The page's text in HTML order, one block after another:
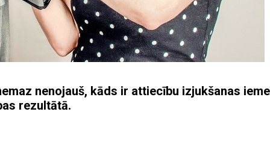
nenojauš, kāds ir attiecību izjukšanas
rezultātā.